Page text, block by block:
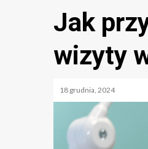
Jak
wizyty
18 grudnia, 2024